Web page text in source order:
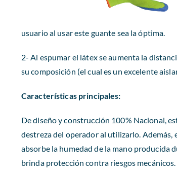
usuario al usar este guante sea la óptima.
2- Al espumar el látex se aumenta la
su composición (el cual es un excelente
Características principales:
De diseño y construcción 100% Nacional,
destreza del operador al utilizarlo.
absorbe la humedad de la mano producida
brinda protección contra riesgos mecánicos.